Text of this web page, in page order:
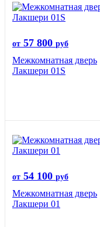
от 57 800 руб
Межкомнатная дверь
Лакшери 01S
от 54 100 руб
Межкомнатная дверь
Лакшери 01